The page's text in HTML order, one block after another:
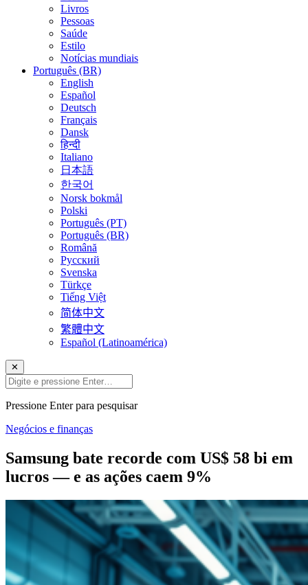
Livros
Pessoas
Saúde
Estilo
Notícias mundiais
Português (BR)
English
Español
Deutsch
Français
Dansk
हिन्दी
Italiano
日本語
한국어
Norsk bokmål
Polski
Português (PT)
Português (BR)
Română
Русский
Svenska
Türkçe
Tiếng Việt
简体中文
繁體中文
Español (Latinoamérica)
✕
Pressione Enter para pesquisar
Negócios e finanças
Samsung bate recorde com US$ 58 bi em
lucros — e as ações caem 9%